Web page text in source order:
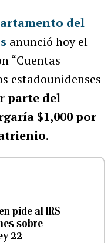
del
anunció hoy el
“Cuentas
estadounidenses
parte del
$1,000 por
.
pide al IRS
sobre
22